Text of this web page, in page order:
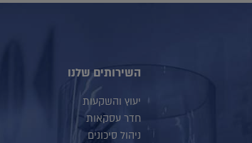
השירותים שלנו
יעוץ והשקעות
חדר עסקאות
ניהול סיכונים